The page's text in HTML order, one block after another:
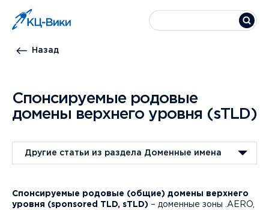
Назад
Спонсируемые родовые
домены верхнего уровня (sTLD)
Другие статьи из раздела Доменные имена
Спонсируемые родовые (общие) домены верхнего
уровня (sponsored TLD, sTLD) – доменные зоны .AERO,